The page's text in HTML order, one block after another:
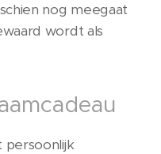
nog meegaat
wordt als
persoonlijk